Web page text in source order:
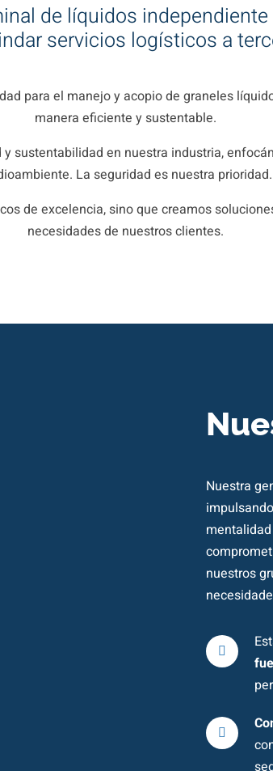
de líquidos
servicios logísticos a
para el manejo y acopio de graneles
manera eficiente y sustentable.
sustentabilidad en nuestra industria,
La seguridad es nuestra prioridad.
de excelencia, sino que creamos
necesidades de nuestros clientes.
Nuestra
nuestros